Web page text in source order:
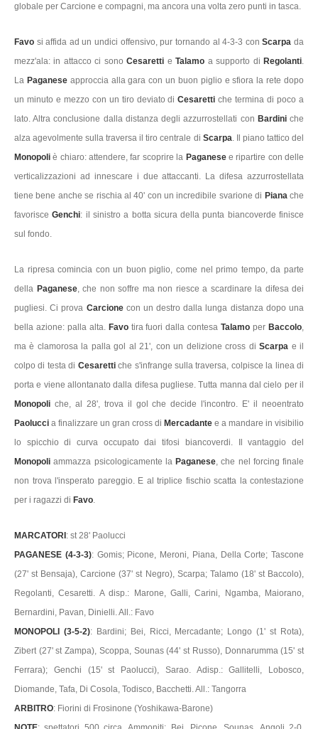
globale per Carcione e compagni, ma ancora una volta zero punti in tasca.
Favo si affida ad un undici offensivo, pur tornando al 4-3-3 conScarpada
mezz'ala: in attacco ci sonoCesaretti eTalamo a supporto diRegolanti.
La Paganese approccia alla gara con un buon piglio e sfiora la rete dopo
un minuto e mezzo con un tiro deviato diCesarettiche termina di poco a
lato. Altra conclusione dalla distanza degli azzurrostellati con Bardiniche
alza agevolmente sulla traversa il tiro centrale di Scarpa. Il piano tattico del
Monopoliè chiaro: attendere, far scoprire la Paganese e ripartire con delle
verticalizzazioni ad innescare i due attaccanti. La difesa azzurrostellata
tiene bene anche se rischia al 40' con un incredibile svarione di Pianache
favorisceGenchi: il sinistro a botta sicura della punta biancoverde finisce
sul fondo.
La ripresa comincia con un buon piglio, come nel primo tempo, da parte
della Paganese, che non soffre ma non riesce a scardinare la difesa dei
pugliesi. Ci prova Carcione con un destro dalla lunga distanza dopo una
bella azione: palla alta. Favo tira fuori dalla contesaTalamoperBaccolo,
ma è clamorosa la palla gol al 21', con un delizione cross diScarpa e il
colpo di testa di Cesarettiche s'infrange sulla traversa, colpisce la linea di
porta e viene allontanato dalla difesa pugliese. Tutta manna dal cielo per il
Monopoli che, al 28', trova il gol che decide l'incontro. E' il neoentrato
Paolucci a finalizzare un gran cross di Mercadante e a mandare in visibilio
lo spicchio di curva occupato dai tifosi biancoverdi. Il vantaggio del
Monopoliammazza psicologicamente la Paganese, che nel forcing finale
non trova l'insperato pareggio. E al triplice fischio scatta la contestazione
per i ragazzi di Favo.
MARCATORI: st 28' Paolucci
PAGANESE (4-3-3): Gomis; Picone, Meroni, Piana, Della Corte; Tascone
(27' st Bensaja), Carcione (37' st Negro), Scarpa; Talamo (18' st Baccolo),
Regolanti, Cesaretti. A disp.: Marone, Galli, Carini, Ngamba, Maiorano,
Bernardini, Pavan, Dinielli. All.: Favo
MONOPOLI (3-5-2): Bardini; Bei, Ricci, Mercadante; Longo (1' st Rota),
Zibert (27' st Zampa), Scoppa, Sounas (44' st Russo), Donnarumma (15' st
Ferrara); Genchi (15' st Paolucci), Sarao. Adisp.: Gallitelli, Lobosco,
Diomande, Tafa, Di Cosola, Todisco, Bacchetti. All.: Tangorra
ARBITRO: Fiorini di Frosinone (Yoshikawa-Barone)